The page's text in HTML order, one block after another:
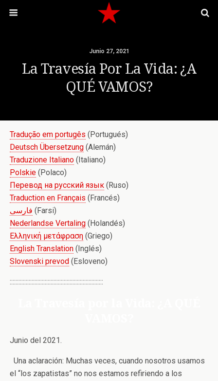
Junio 27, 2021
La Travesía Por La Vida: ¿A
QUÉ VAMOS?
Tradução em portugês (Portugués)
Deutsch Übersetzung (Alemán)
Traduzione Italiano (Italiano)
Polskie (Polaco)
Перевод на русский язык (Ruso)
Traduction en Français (Francés)
فارسی (Farsi)
Nederlandse Vertaling (Holandés)
Ελληνική μετάφραση (Griego)
English Translation (Inglés)
Slovenski prevod (Esloveno)
::::::::::::::::::::::::::::::::::::::::::::::::::::::::::::::::
Junio del 2021.
Una aclaración: Muchas veces, cuando nosotros usamos
el “los zapatistas” no nos estamos refiriendo a los